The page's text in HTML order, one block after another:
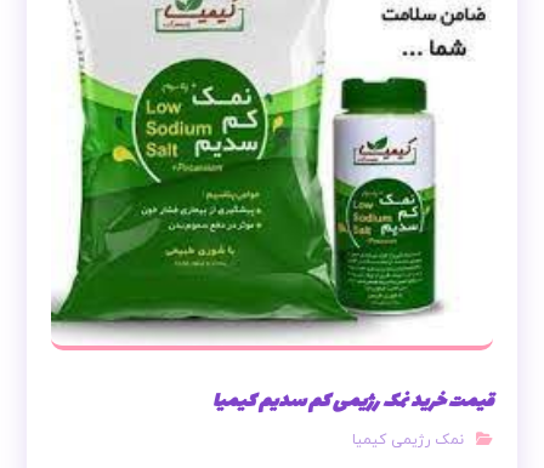
قیمت خرید نمک رژیمی کم سدیم کیمیا
نمک رژیمی کیمیا